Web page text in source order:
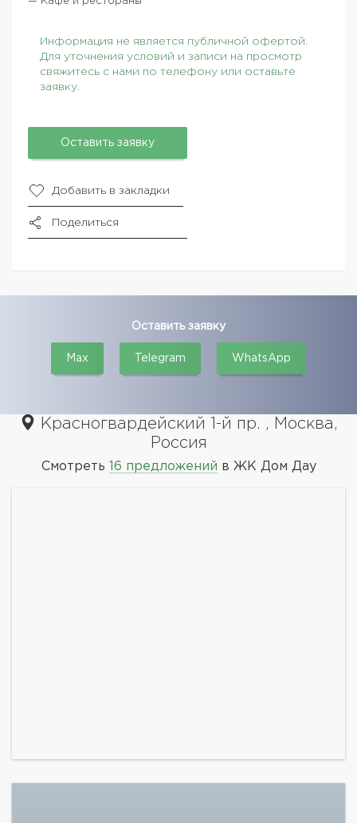
Информация не является публичной офертой.
Для уточнения условий и записи на просмотр
свяжитесь с нами по телефону или оставьте
заявку.
Оставить заявку
Добавить в закладки
Поделиться
Оставить заявку
Max Telegram WhatsApp
Красногвардейский 1-й пр. , Москва,
Россия
Смотреть 16 предложений в ЖК Дом Дау